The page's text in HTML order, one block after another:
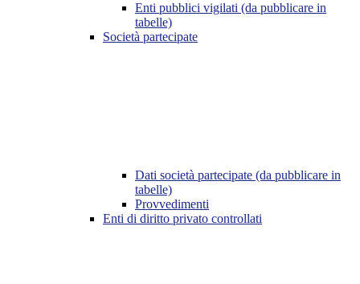
Enti pubblici vigilati (da pubblicare in
tabelle)
Società partecipate
Dati società partecipate (da pubblicare in
tabelle)
Provvedimenti
Enti di diritto privato controllati